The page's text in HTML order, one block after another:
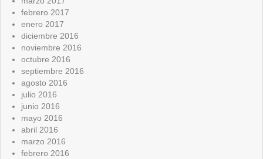
febrero 2017
enero 2017
diciembre 2016
noviembre 2016
octubre 2016
septiembre 2016
agosto 2016
julio 2016
junio 2016
mayo 2016
abril 2016
marzo 2016
febrero 2016